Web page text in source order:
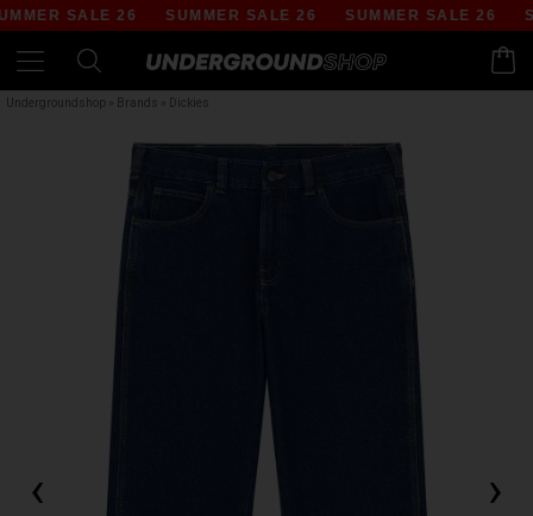
SALE 26 SUMMER SALE 26 SUMMER SALE 26
Undergroundshop Brands Dickies
‹ ›